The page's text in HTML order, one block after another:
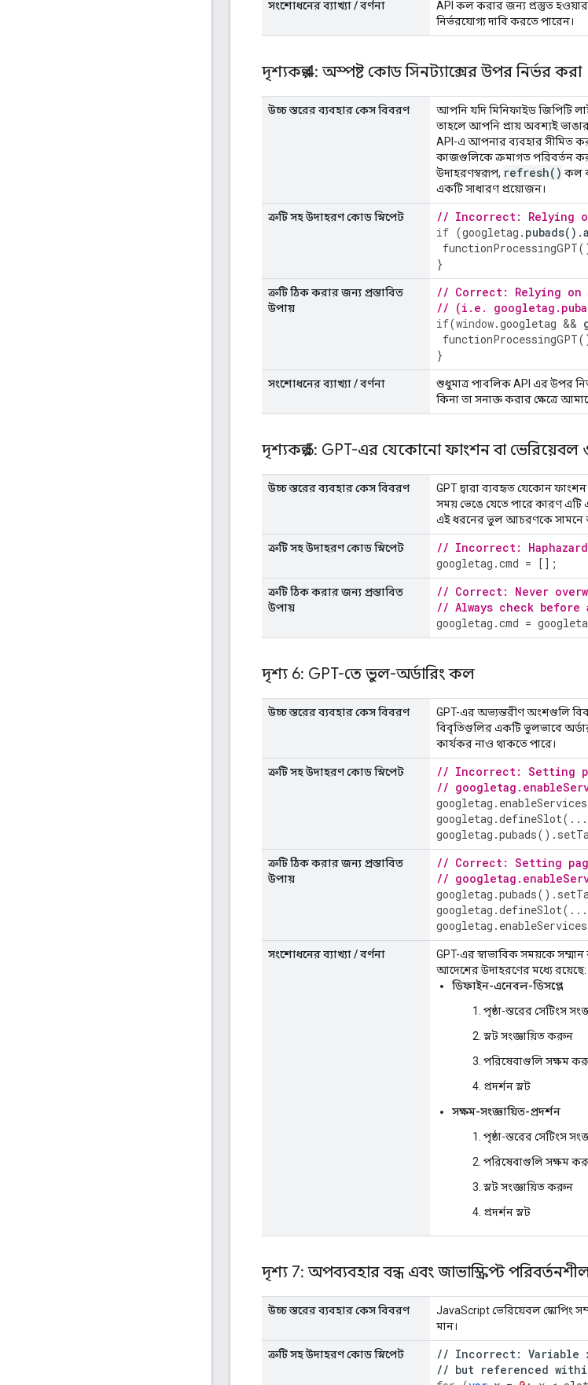
সংশোধনের ব্যাখ্যা / বর্ণনা API কল করার জন্য প্রস্তুত হওয়ার
নির্ভরযোগ্য দাবি করতে পারেন।
দৃশ্যকল্প 4: অস্পষ্ট কোড সিনট্যাক্সের উপর নির্ভর করা
উচ্চ স্তরের ব্যবহার কেস বিবরণ
আপনি যদি মিনিফাইড জিপিটি
তাহলে আপনি প্রায় অবশ্যই
API-এ আপনার ব্যবহার সীমিত
কাজগুলিকে ক্রমাগত পরিবর্তন
উদাহরণস্বরূপ, refresh( ) কল
একটি সাধারণ প্রয়োজন।
ত্রুটি সহ উদাহরণ কোড স্নিপেট
// Incorrect: Relying
if (googletag . pubads().a
functionProcessingGPT
}
ত্রুটি ঠিক করার জন্য প্রস্তাবিত
উপায়
// Correct: Relying on
// (i.e.
if(window.googletag &&
functionProcessingGPT
}
সংশোধনের ব্যাখ্যা / বর্ণনা
শুধুমাত্র পাবলিক API এর উপর
কিনা তা সনাক্ত করার ক্ষেত্রে
দৃশ্যকল্প 5: GPT-এর যেকোনো ফাংশন বা ভেরিয়েবল
উচ্চ স্তরের ব্যবহার কেস বিবরণ
GPT দ্বারা ব্যবহৃত যেকোন
সময় ভেঙে যেতে পারে কারণ এটি
এই ধরনের ভুল আচরণকে সামনে
ত্রুটি সহ উদাহরণ কোড স্নিপেট
// Incorrect:
googletag .cmd = [];
ত্রুটি ঠিক করার জন্য প্রস্তাবিত
উপায়
// Correct: Never
// Always check before
googletag .cmd =
দৃশ্য 6: GPT-তে ভুল-অর্ডারিং কল
উচ্চ স্তরের ব্যবহার কেস বিবরণ
GPT-এর অভ্যন্তরীণ অংশগুলি
বিবৃতিগুলির একটি ভুলভাবে
কার্যকর নাও থাকতে পারে।
ত্রুটি সহ উদাহরণ কোড স্নিপেট
// Incorrect: Setting
//
googletag . enableServices
googletag .defineSlot
googletag .pubads().
ত্রুটি ঠিক করার জন্য প্রস্তাবিত
উপায়
// Correct: Setting
//
googletag .pubads().
googletag .defineSlot
googletag . enableServices
সংশোধনের ব্যাখ্যা / বর্ণনা
GPT-এর স্বাভাবিক সময়কে
আদেশের উদাহরণের মধ্যে রয়েছে:
ডিফাইন-এনেবল-ডিসপ্লে
পৃষ্ঠা-স্তরের সেটিংস
স্লট সংজ্ঞায়িত করুন
পরিষেবাগুলি সক্ষম
প্রদর্শন স্লট
সক্ষম-সংজ্ঞায়িত-প্রদর্শন
পৃষ্ঠা-স্তরের সেটিংস
পরিষেবাগুলি সক্ষম
স্লট সংজ্ঞায়িত করুন
প্রদর্শন স্লট
দৃশ্য 7: অপব্যবহার বন্ধ এবং জাভাস্ক্রিপ্ট
উচ্চ স্তরের ব্যবহার কেস বিবরণ JavaScript ভেরিয়েবল স্কোপিং
মান।
ত্রুটি সহ উদাহরণ কোড স্নিপেট // Incorrect: Variable
// but referenced